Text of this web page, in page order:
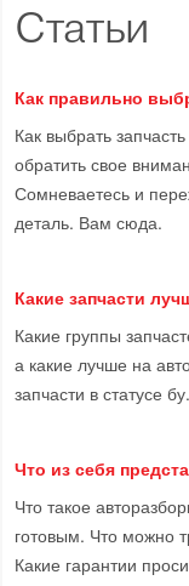
Статьи
Как правильно
Как выбрать
обратить свое
Сомневаетесь и
деталь. Вам сюда.
Какие запчасти
Какие группы
а какие лучше на
запчасти в статусе бу.
Что из себя
Что такое
готовым. Что можно
Какие гарантии